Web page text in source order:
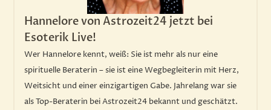
Hannelore von Astrozeit24 jetzt bei
Esoterik Live!
Wer Hannelore kennt, weiß: Sie ist mehr als nur eine
spirituelle Beraterin – sie ist eine Wegbegleiterin mit Herz,
Weitsicht und einer einzigartigen Gabe. Jahrelang war sie
als Top-Beraterin bei Astrozeit24 bekannt und geschätzt.